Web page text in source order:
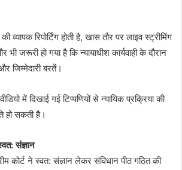
व्यापक रिपोर्टिंग होती है, खास तौर पर लाइव स्ट्रीमिंग
जरूरी हो गया है कि न्यायाधीश कार्यवाही के दौरान
जिम्मेदारी बरतें।
में दिखाई गई टिप्पणियों से न्यायिक प्रक्रिया की
हो सकती है।
संज्ञान
कोर्ट ने स्वत: संज्ञान लेकर संविधान पीठ गठित की